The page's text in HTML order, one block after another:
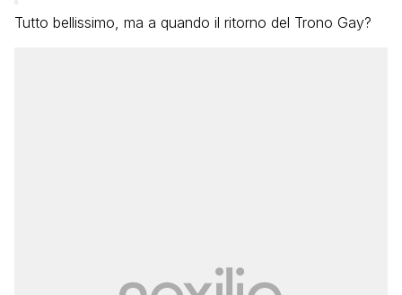
Tutto bellissimo, ma a quando il ritorno del Trono Gay?